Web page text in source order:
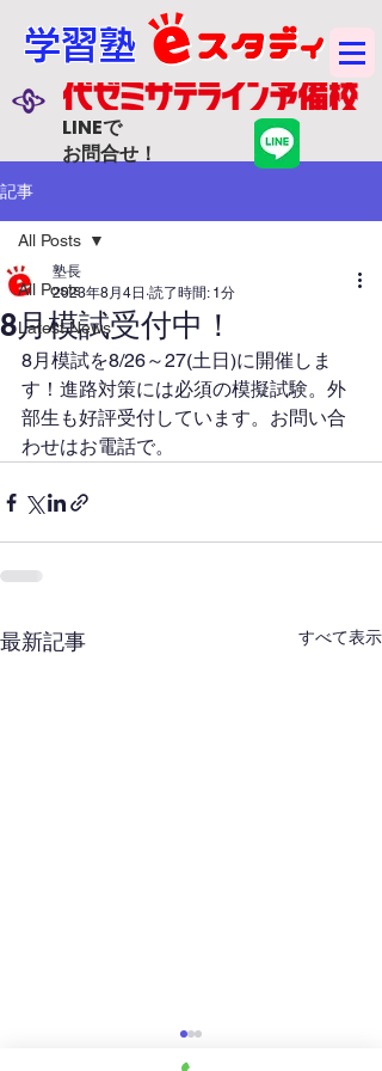
学習塾
LINEで
お問合せ！
記事
All Posts
Latest News
All Posts
8月模試受付中！
塾長
2023年8月4日 読了時間: 1分
8月模試を8/26～27(土日)に開催しま
す！進路対策には必須の模擬試験。外
部生も好評受付しています。お問い合
わせはお電話で。
最新記事 すべて表示